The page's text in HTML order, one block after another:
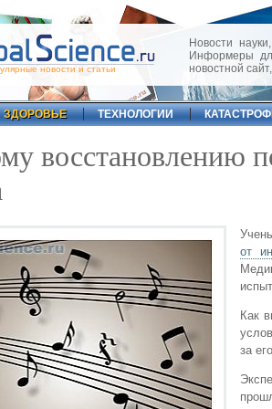
новости и статьи
Новости
Информеры
новостной
ЗДОРОВЬЕ ТЕХНОЛОГИИ
восстановлению
от
Как
за